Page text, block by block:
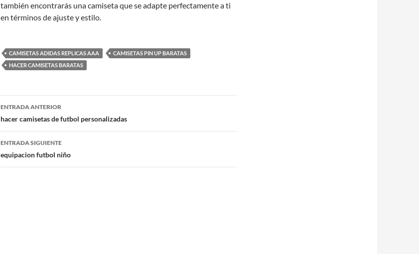
también encontrarás una camiseta que se adapte perfectamente a ti
en términos de ajuste y estilo.
CAMISETAS ADIDAS REPLICAS AAA
CAMISETAS PIN UP BARATAS
HACER CAMISETAS BARATAS
Navegación
de
entradas
ENTRADA ANTERIOR
hacer camisetas de futbol personalizadas
ENTRADA SIGUIENTE
equipacion futbol niño